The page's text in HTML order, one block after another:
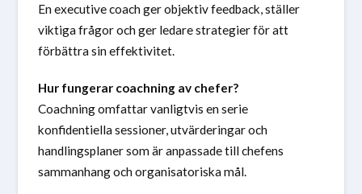
En executive coach ger objektiv feedback, ställer
viktiga frågor och ger ledare strategier för att
förbättra sin effektivitet.
Hur fungerar coachning av chefer?
Coachning omfattar vanligtvis en serie
konfidentiella sessioner, utvärderingar och
handlingsplaner som är anpassade till chefens
sammanhang och organisatoriska mål.